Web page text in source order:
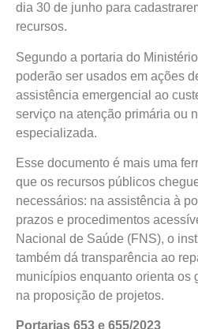
dia 30 de junho para
recursos.
Segundo a portaria do
poderão ser usados em ações
assistência emergencial ao
serviço na atenção primária ou
especializada.
Esse documento é mais uma
que os recursos públicos
necessários: na assistência à
prazos e procedimentos
Nacional de Saúde (FNS), o
também dá transparência ao
municípios enquanto orienta os
na proposição de projetos.
Portarias 653 e 655/2023